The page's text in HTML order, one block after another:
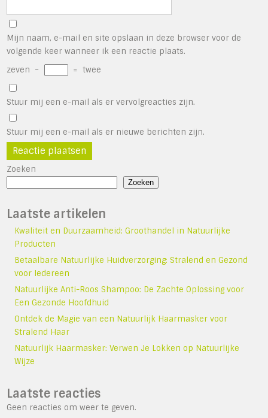
Mijn naam, e-mail en site opslaan in deze browser voor de
volgende keer wanneer ik een reactie plaats.
zeven − = twee
Stuur mij een e-mail als er vervolgreacties zijn.
Stuur mij een e-mail als er nieuwe berichten zijn.
Zoeken
Zoeken
Laatste artikelen
Kwaliteit en Duurzaamheid: Groothandel in Natuurlijke
Producten
Betaalbare Natuurlijke Huidverzorging: Stralend en Gezond
voor Iedereen
Natuurlijke Anti-Roos Shampoo: De Zachte Oplossing voor
Een Gezonde Hoofdhuid
Ontdek de Magie van een Natuurlijk Haarmasker voor
Stralend Haar
Natuurlijk Haarmasker: Verwen Je Lokken op Natuurlijke
Wijze
Laatste reacties
Geen reacties om weer te geven.